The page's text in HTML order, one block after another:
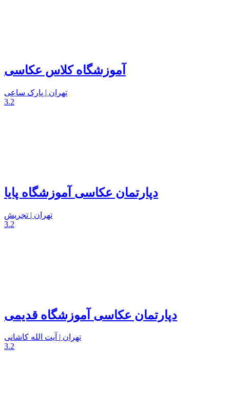
آموزشگاه کلاس عکاسی
تهران | پارک ساعی
3.2
دپارتمان عکاسی آموزشگاه پایا
تهران | تجریش
3.2
دپارتمان عکاسی آموزشگاه قدیمی
تهران | آیت الله کاشانی
3.2